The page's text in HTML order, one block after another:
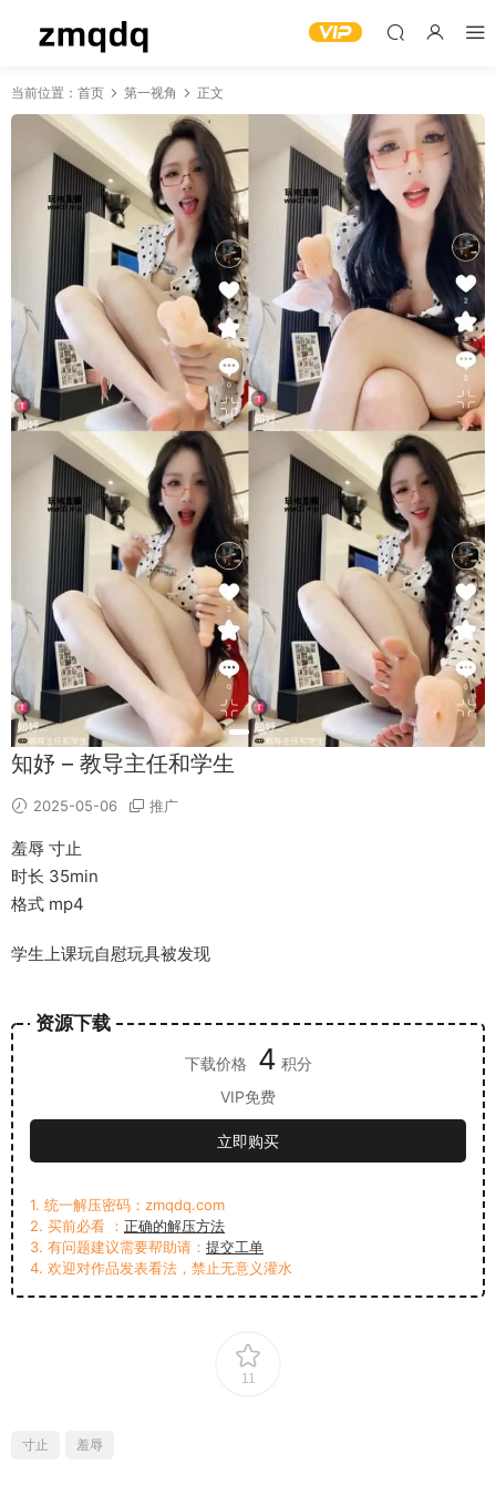
当前位置： 首页 第一视角 正文
知妤 – 教导主任和学生
2025-05-06 推广
羞辱 寸止
时长 35min
格式 mp4
学生上课玩自慰玩具被发现
资源下载
下载价格 4 积分
VIP免费
立即购买
1. 统一解压密码：zmqdq.com
2. 买前必看 ： 正确的解压方法
3. 有问题建议需要帮助请： 提交工单
4. 欢迎对作品发表看法，禁止无意义灌水
11
寸止 羞辱